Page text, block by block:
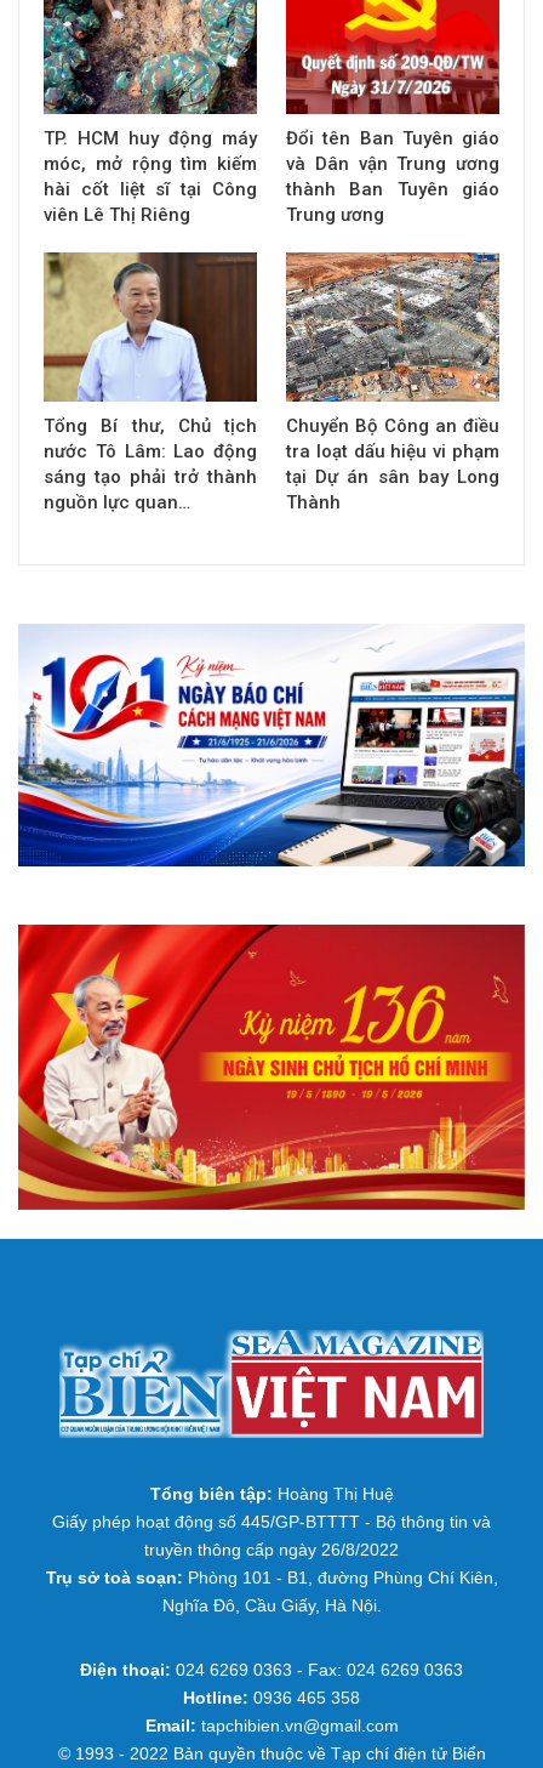
TP. HCM huy động máy
móc, mở rộng tìm kiếm
hài cốt liệt sĩ tại Công
viên Lê Thị Riêng
Đổi tên Ban Tuyên giáo
và Dân vận Trung ương
thành Ban Tuyên giáo
Trung ương
Tổng Bí thư, Chủ tịch
nước Tô Lâm: Lao động
sáng tạo phải trở thành
nguồn lực quan…
Chuyển Bộ Công an điều
tra loạt dấu hiệu vi phạm
tại Dự án sân bay Long
Thành
Tổng biên tập: Hoàng Thị Huệ
Giấy phép hoạt động số 445/GP-BTTTT - Bộ thông tin và
truyền thông cấp ngày 26/8/2022
Trụ sở toà soạn: Phòng 101 - B1, đường Phùng Chí Kiên,
Nghĩa Đô, Cầu Giấy, Hà Nội.
Điện thoại: 024 6269 0363 - Fax: 024 6269 0363
Hotline: 0936 465 358
Email: tapchibien.vn@gmail.com
© 1993 - 2022 Bản quyền thuộc về Tạp chí điện tử Biển